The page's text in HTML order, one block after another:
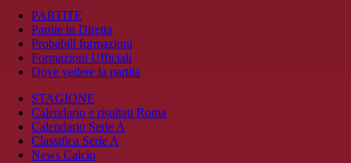
PARTITE
Partite in Diretta
Probabili formazioni
Formazioni Ufficiali
Dove vedere la partita
STAGIONE
Calendario e risultati Roma
Calendario Serie A
Classifica Serie A
News Calcio